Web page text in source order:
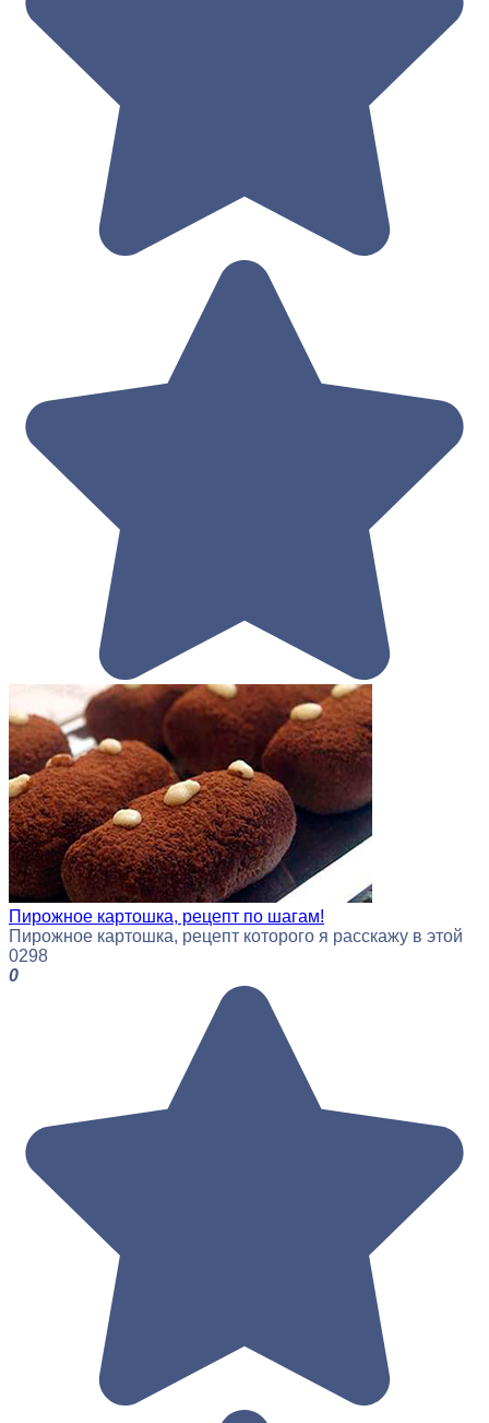
Пирожное картошка, рецепт по шагам!
Пирожное картошка, рецепт которого я расскажу в этой
0298
0